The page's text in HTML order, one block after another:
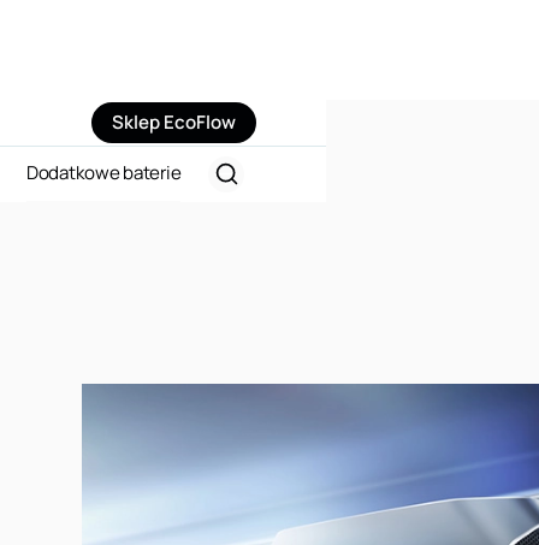
Sklep EcoFlow
Dodatkowe baterie